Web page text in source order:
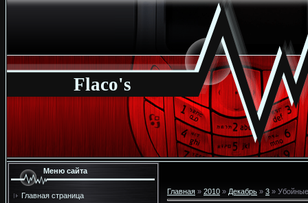
Flaco's
Меню сайта
Главная страница
Главная » 2010 » Декабрь » 3 »